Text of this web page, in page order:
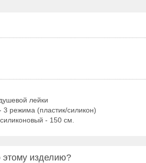
лейки
3 режима (пластик/силикон)
- 150 см.
этому изделию?